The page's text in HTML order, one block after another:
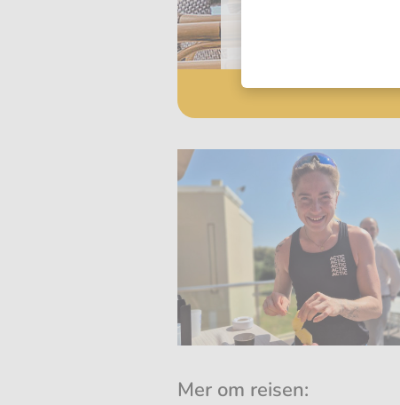
All Inclusive-utvalget
variert – så du kan nyte
Mer om reisen: